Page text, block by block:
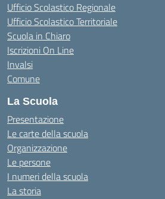
Ufficio Scolastico Regionale
Ufficio Scolastico Territoriale
Scuola in Chiaro
Iscrizioni On Line
Invalsi
Comune
La Scuola
Presentazione
Le carte della scuola
Organizzazione
Le persone
I numeri della scuola
La storia